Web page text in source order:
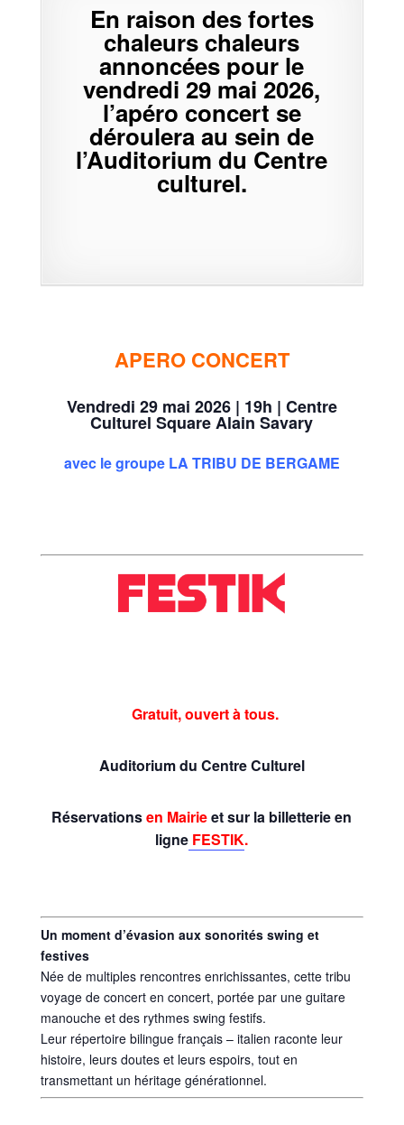
En raison des fortes
chaleurs chaleurs
annoncées pour le
vendredi 29 mai 2026,
l’apéro concert se
déroulera au sein de
l’Auditorium du Centre
culturel.
APERO CONCERT
Vendredi 29 mai 2026 | 19h | Centre
Culturel Square Alain Savary
avec le groupe LA TRIBU DE BERGAME
Gratuit, ouvert à tous.
Auditorium du Centre Culturel
Réservationsen Mairieet sur la billetterie en
ligne FESTIK.
Un moment d’évasion aux sonorités swing et
festives
Née de multiples rencontres enrichissantes, cette tribu
voyage de concert en concert, portée par une guitare
manouche et des rythmes swing festifs.
Leur répertoire bilingue français – italien raconte leur
histoire, leurs doutes et leurs espoirs, tout en
transmettant un héritage générationnel.